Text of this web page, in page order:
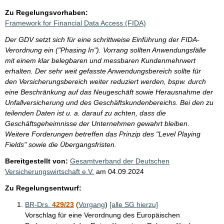
Zu Regelungsvorhaben:
Framework for Financial Data Access (FIDA)
Der GDV setzt sich für eine schrittweise Einführung der FIDA-
Verordnung ein ("Phasing In"). Vorrang sollten Anwendungsfälle
mit einem klar belegbaren und messbaren Kundenmehrwert
erhalten. Der sehr weit gefasste Anwendungsbereich sollte für
den Versicherungsbereich weiter reduziert werden, bspw. durch
eine Beschränkung auf das Neugeschäft sowie Herausnahme der
Unfallversicherung und des Geschäftskundenbereichs. Bei den zu
teilenden Daten ist u. a. darauf zu achten, dass die
Geschäftsgeheimnisse der Unternehmen gewahrt bleiben.
Weitere Forderungen betreffen das Prinzip des "Level Playing
Fields" sowie die Übergangsfristen.
Bereitgestellt von: Gesamtverband der Deutschen
Versicherungswirtschaft e.V. am 04.09.2024
Zu Regelungsentwurf:
BR-Drs. 429/23 (Vorgang) [alle SG hierzu]
Vorschlag für eine Verordnung des Europäischen